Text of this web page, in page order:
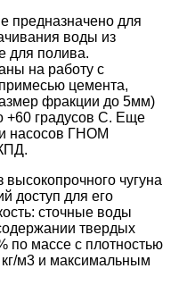
предназначено для
воды из
для полива.
на работу с
цемента,
фракции до 5мм)
+60 градусов C. Еще
насосов ГНОМ
высокопрочного чугуна
доступ для его
сточные воды
твердых
по массе с плотностью
м3 и максимальным